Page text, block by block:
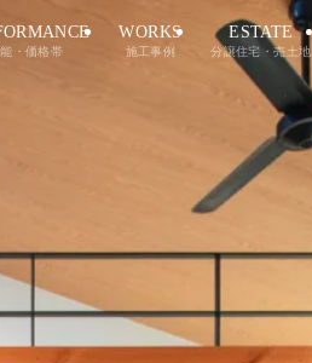
・価格帯
WORKS
施工事例
ESTATE
分譲住宅・売土地